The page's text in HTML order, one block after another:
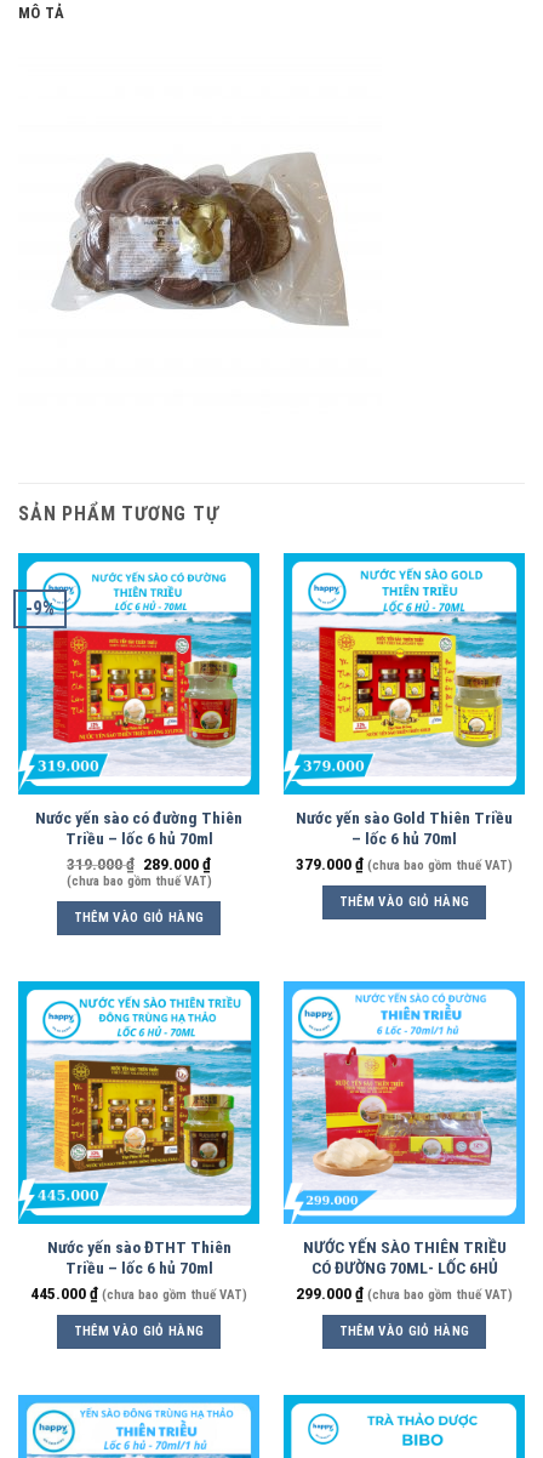
MÔ TẢ
SẢN PHẨM TƯƠNG TỰ
-9%
Nước yến sào có đường Thiên
Triều – lốc 6 hủ 70ml
319.000₫ 289.000₫
(chưa bao gồm thuế VAT)
THÊM VÀO GIỎ HÀNG
Nước yến sào Gold Thiên Triều
– lốc 6 hủ 70ml
379.000₫ (chưa bao gồm thuế VAT)
THÊM VÀO GIỎ HÀNG
Nước yến sào ĐTHT Thiên
Triều – lốc 6 hủ 70ml
445.000₫ (chưa bao gồm thuế VAT)
THÊM VÀO GIỎ HÀNG
NƯỚC YẾN SÀO THIÊN TRIỀU
CÓ ĐƯỜNG 70ML- LỐC 6HỦ
299.000₫ (chưa bao gồm thuế VAT)
THÊM VÀO GIỎ HÀNG